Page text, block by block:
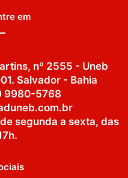
em
nº 2555 - Uneb
Salvador - Bahia
9980-5768
segunda a sexta, das